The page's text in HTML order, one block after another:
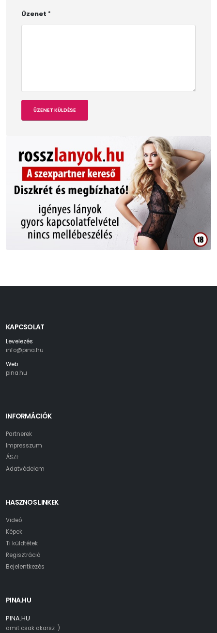
Üzenet
KAPCSOLAT
Levelezés
info@pina.hu
Web
pina.hu
INFORMÁCIÓK
Partnerek
Impresszum
ÁSZF
Adatvédelem
HASZNOS LINKEK
Videó
Képek
Ti küldtétek
Regisztráció
Bejelentkezés
PINA.HU
PINA.HU
amit csak akarsz :)